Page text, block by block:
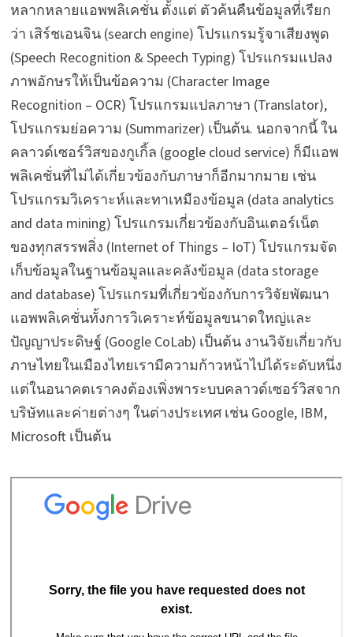
หลากหลายแอพพลิเคชั่น ตั้งแต่ ตัวค้นคืนข้อมูลที่เรียก
ว่า เสิร์ชเอนจิน (search engine) โปรแกรมรู้จาเสียงพูด
(Speech Recognition & Speech Typing) โปรแกรมแปลง
ภาพอักษรให้เป็นข้อความ (Character Image
Recognition – OCR) โปรแกรมแปลภาษา (Translator),
โปรแกรมย่อความ (Summarizer) เป็นต้น. นอกจากนี้ ใน
คลาวด์เซอร์วิสของกูเกิ้ล (google cloud service) ก็มีแอพ
พลิเคชั่นที่ไม่ได้เกี่ยวข้องกับภาษาก็อีกมากมาย เช่น
โปรแกรมวิเคราะห์และทาเหมืองข้อมูล (data analytics
and data mining) โปรแกรมเกี่ยวข้องกับอินเตอร์เน็ต
ของทุกสรรพสิ่ง (Internet of Things – IoT) โปรแกรมจัด
เก็บข้อมูลในฐานข้อมูลและคลังข้อมูล (data storage
and database) โปรแกรมที่เกี่ยวข้องกับการวิจัยพัฒนา
แอพพลิเคชั่นทั้งการวิเคราะห์ข้อมูลขนาดใหญ่และ
ปัญญาประดิษฐ์ (Google CoLab) เป็นต้น งานวิจัยเกี่ยวกับ
ภาษไทยในเมืองไทยเรามีความก้าวหน้าไปได้ระดับหนึ่ง
แต่ในอนาคตเราคงต้องเพิ่งพาระบบคลาวด์เซอร์วิสจาก
บริษัทและค่ายต่างๆ ในต่างประเทศ เช่น Google, IBM,
Microsoft เป็นต้น